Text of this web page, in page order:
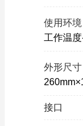
使用环
工作温
外形尺
接口